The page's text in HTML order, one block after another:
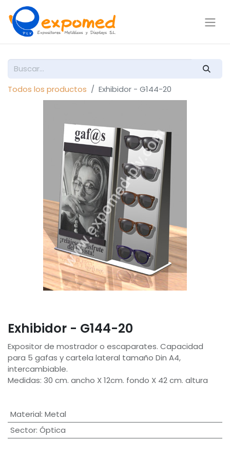
Todos los productos Exhibidor - G144-20
Exhibidor - G144-20
Expositor de mostrador o escaparates. Capacidad
para 5 gafas y cartela lateral tamaño Din A4,
intercambiable.
Medidas: 30 cm. ancho X 12cm. fondo X 42 cm. altura
Material: Metal
Sector: Óptica